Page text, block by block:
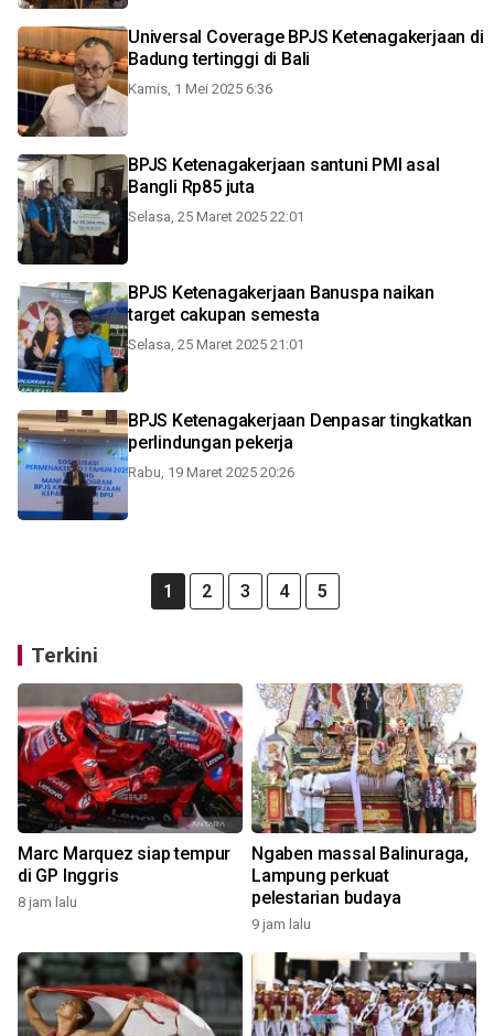
Universal Coverage BPJS Ketenagakerjaan di
Badung tertinggi di Bali
Kamis, 1 Mei 2025 6:36
BPJS Ketenagakerjaan santuni PMI asal
Bangli Rp85 juta
Selasa, 25 Maret 2025 22:01
BPJS Ketenagakerjaan Banuspa naikan
target cakupan semesta
Selasa, 25 Maret 2025 21:01
BPJS Ketenagakerjaan Denpasar tingkatkan
perlindungan pekerja
Rabu, 19 Maret 2025 20:26
1 2 3 4 5
Terkini
Marc Marquez siap tempur
di GP Inggris
8 jam lalu
Ngaben massal Balinuraga,
Lampung perkuat
pelestarian budaya
9 jam lalu